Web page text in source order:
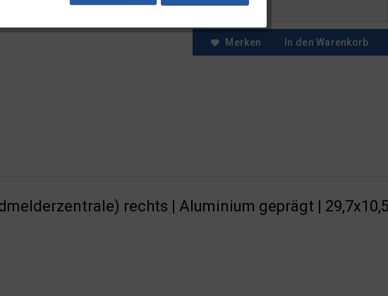
Merken In den Warenkorb
rechts | Aluminium geprägt |